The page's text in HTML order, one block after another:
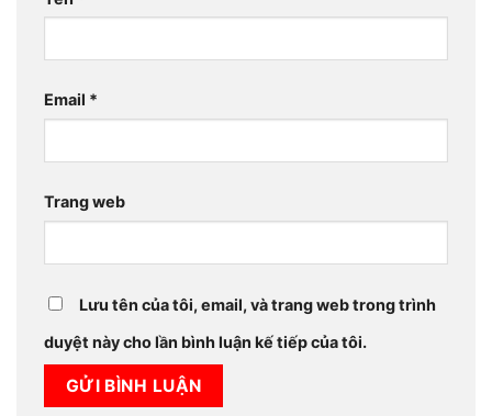
Email *
Trang web
Lưu tên của tôi, email, và trang web trong trình
duyệt này cho lần bình luận kế tiếp của tôi.